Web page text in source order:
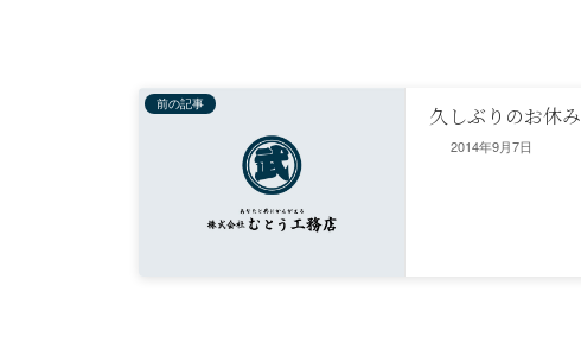
前の記事 久しぶりのお休み
2014年9月7日